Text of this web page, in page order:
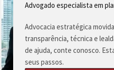
Advogado especialista em
Advocacia estratégica
transparência, técnica e
de ajuda, conte conosco.
seus passos.